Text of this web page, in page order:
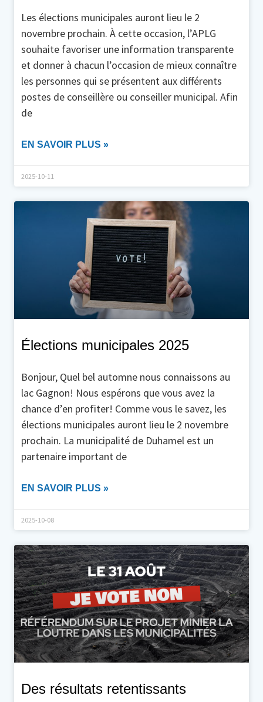
Les élections municipales auront lieu le 2
novembre prochain. À cette occasion, l’APLG
souhaite favoriser une information transparente
et donner à chacun l’occasion de mieux connaître
les personnes qui se présentent aux différents
postes de conseillère ou conseiller municipal. Afin
de
EN SAVOIR PLUS »
2025-10-11
Élections municipales 2025
Bonjour, Quel bel automne nous connaissons au
lac Gagnon! Nous espérons que vous avez la
chance d’en profiter! Comme vous le savez, les
élections municipales auront lieu le 2 novembre
prochain. La municipalité de Duhamel est un
partenaire important de
EN SAVOIR PLUS »
2025-10-08
Des résultats retentissants